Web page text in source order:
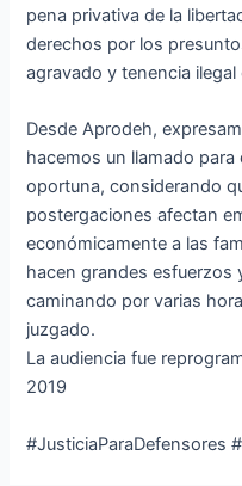
pena privativa de la
derechos por los
agravado y tenencia
Desde Aprodeh,
hacemos un llamado
oportuna, considerando
postergaciones afectan
económicamente a las
hacen grandes esfuerzos
caminando por varias
juzgado.
La audiencia fue
2019
#JusticiaParaDefensores